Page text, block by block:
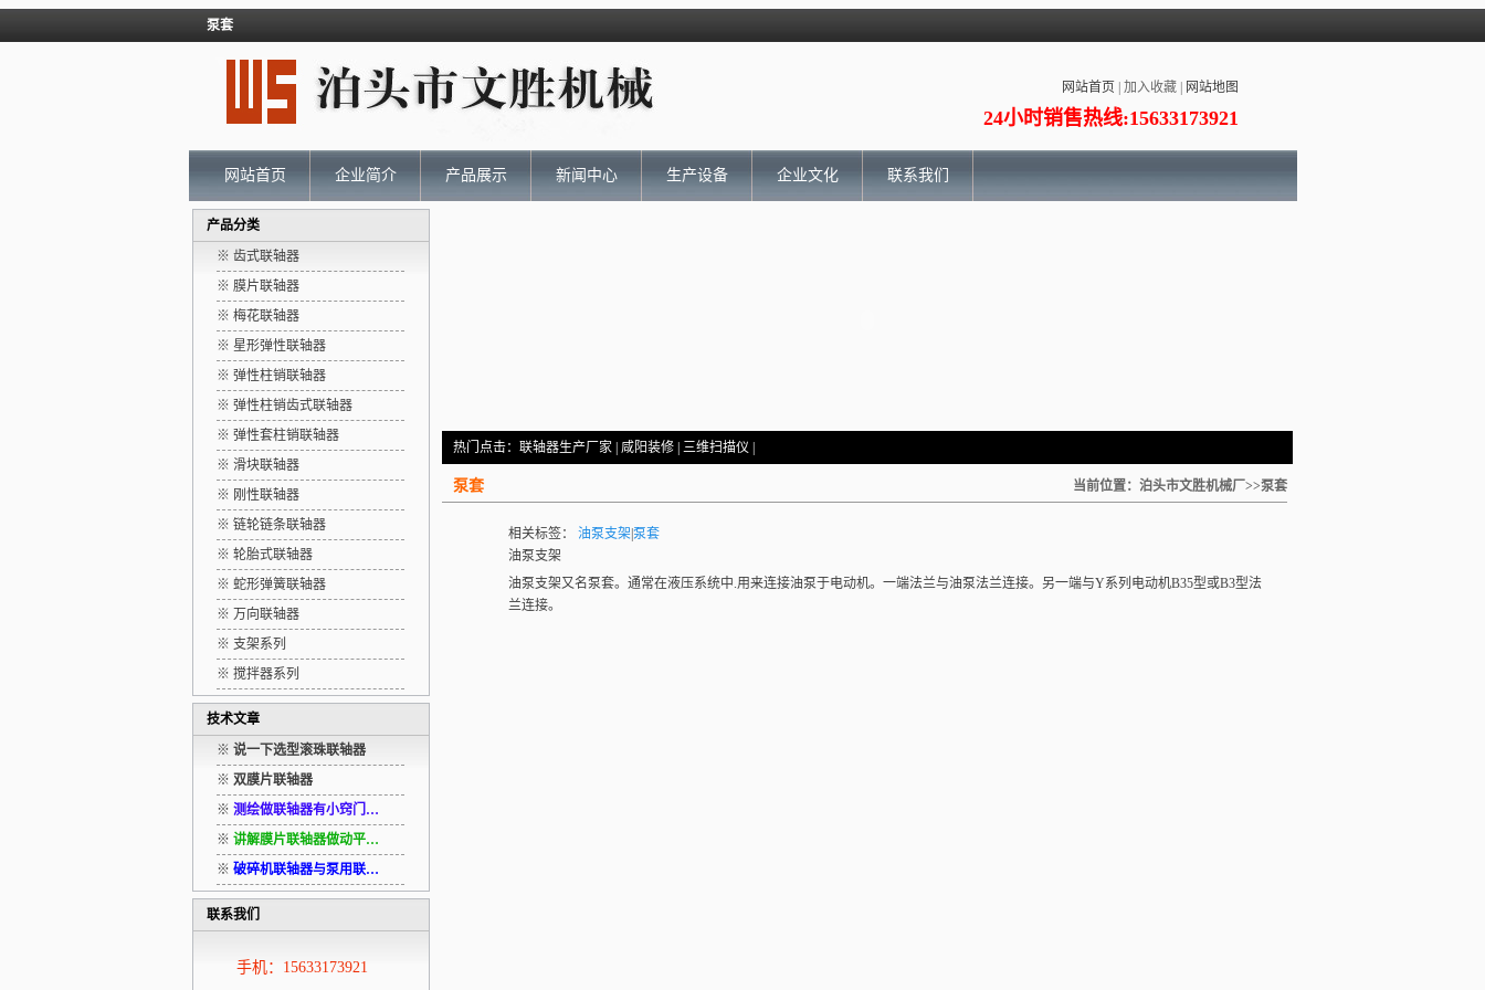
泵套
网站首页 加入收藏| 网站地图
24小时销售热线:15633173921
网站首页 企业简介 产品展示 新闻中心 生产设备 企业文化 联系我们
产品分类
※ 齿式联轴器
※ 膜片联轴器
※ 梅花联轴器
※ 星形弹性联轴器
※ 弹性柱销联轴器
※ 弹性柱销齿式联轴器
※ 弹性套柱销联轴器
※ 滑块联轴器
※ 刚性联轴器
※ 链轮链条联轴器
※ 轮胎式联轴器
※ 蛇形弹簧联轴器
※ 万向联轴器
※ 支架系列
※ 搅拌器系列
技术文章
※ 说一下选型滚珠联轴器
※ 双膜片联轴器
※ 测绘做联轴器有小窍门…
※ 讲解膜片联轴器做动平…
※ 破碎机联轴器与泵用联…
联系我们
手机：15633173921
热门点击： 联轴器生产厂家| 咸阳装修| 三维扫描仪
当前位置： 泊头市文胜机械厂 >>泵套
泵套
相关标签： 油泵支架|泵套
油泵支架
油泵支架又名泵套。通常在液压系统中.用来连接油泵于电动机。一端法兰与油泵法兰连接。另一端与Y系列电动机B35型或B3型法
兰连接。